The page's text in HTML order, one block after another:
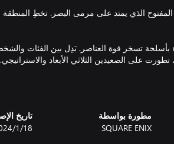
الذي يمتد على مرمى البصر. تخطِ
بأسلحة تسخر قوة العناصر. بَدِل بين الفئات
خلفية ألفها فريق موهوب ومبدع قام بالعمل على
مطورة بواسطة
SQUARE ENIX
تاريخ
18‏/1‏/2024